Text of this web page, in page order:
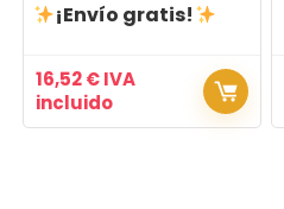
¡Envío gratis!
16,52€IVA
incluido